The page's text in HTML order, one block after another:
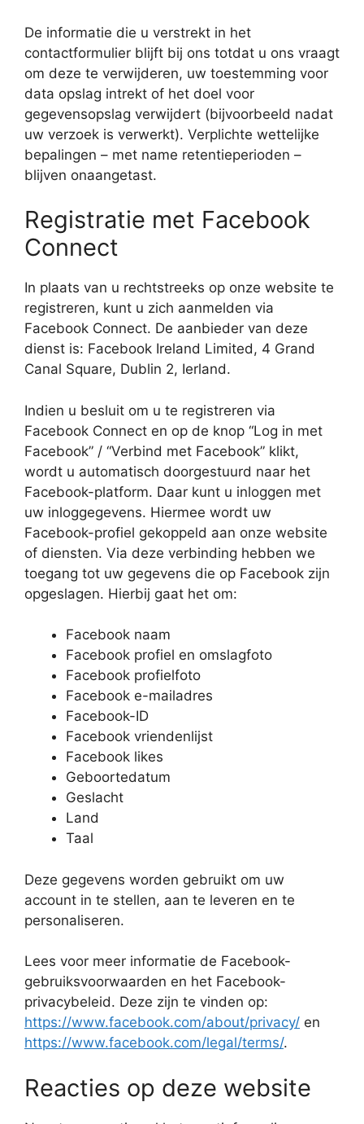
De informatie die u verstrekt in het
contactformulier blijft bij ons totdat u ons vraagt
​​om deze te verwijderen, uw toestemming voor
data opslag intrekt of het doel voor
gegevensopslag verwijdert (bijvoorbeeld nadat
uw verzoek is verwerkt). Verplichte wettelijke
bepalingen – met name retentieperioden –
blijven onaangetast.
Registratie met Facebook
Connect
In plaats van u rechtstreeks op onze website te
registreren, kunt u zich aanmelden via
Facebook Connect. De aanbieder van deze
dienst is: Facebook Ireland Limited, 4 Grand
Canal Square, Dublin 2, Ierland.
Indien u besluit om u te registreren via
Facebook Connect en op de knop “Log in met
Facebook” / “Verbind met Facebook” klikt,
wordt u automatisch doorgestuurd naar het
Facebook-platform. Daar kunt u inloggen met
uw inloggegevens. Hiermee wordt uw
Facebook-profiel gekoppeld aan onze website
of diensten. Via deze verbinding hebben we
toegang tot uw gegevens die op Facebook zijn
opgeslagen. Hierbij gaat het om:
Facebook naam
Facebook profiel en omslagfoto
Facebook profielfoto
Facebook e-mailadres
Facebook-ID
Facebook vriendenlijst
Facebook likes
Geboortedatum
Geslacht
Land
Taal
Deze gegevens worden gebruikt om uw
account in te stellen, aan te leveren en te
personaliseren.
Lees voor meer informatie de Facebook-
gebruiksvoorwaarden en het Facebook-
privacybeleid. Deze zijn te vinden op:
https://www.facebook.com/about/privacy/ en
https://www.facebook.com/legal/terms/.
Reacties op deze website